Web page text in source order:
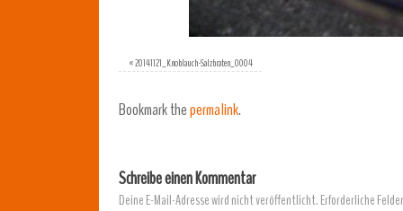
«20141121_Knoblauch-Salzbraten_0004
Bookmark thepermalink.
Schreibe einen Kommentar
Deine E-Mail-Adresse wird nicht veröffentlicht.Erforderliche